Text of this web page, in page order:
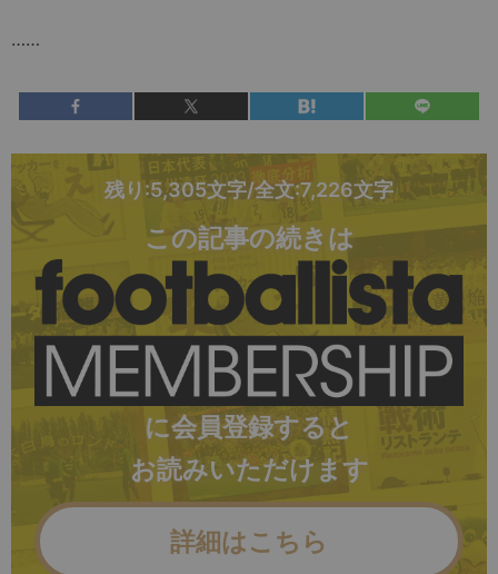
……
残り:5,305文字/全文:7,226文字
この記事の続きは
に会員登録すると
お読みいただけます
詳細はこちら